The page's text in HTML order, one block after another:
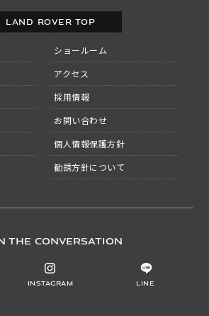
LAND ROVER TOP
ショールーム
アクセス
採用情報
お問い合わせ
個人情報保護方針
勧誘方針について
THE CONVERSATION
Instagram LINE